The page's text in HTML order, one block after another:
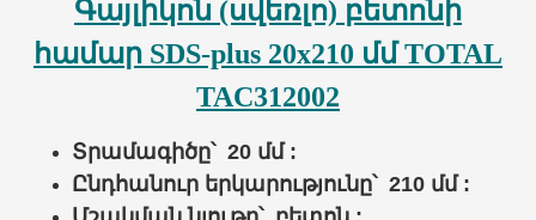
Գայլիկոն (սվեռլո) բետոնի
համար SDS-plus 20x210 մմ TOTAL
TAC312002
Տրամագիծը՝ 20 մմ :
Ընդհանուր երկարությունը՝ 210 մմ :